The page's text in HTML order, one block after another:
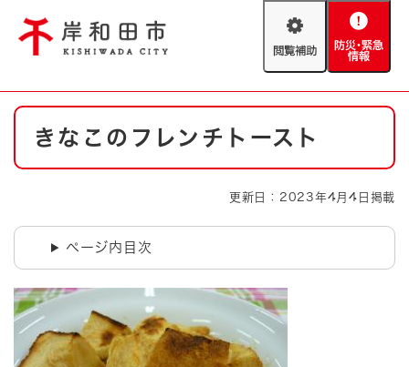
閲
助
防
緊
やさしい日本語
背景色変更 白 黒 青
とじる
防災・緊急情報 救急・消防
ハザードマップ AED設置箇所
本
きなこのフレンチトースト
更新日：2023年4月4日掲載
ページ内目次